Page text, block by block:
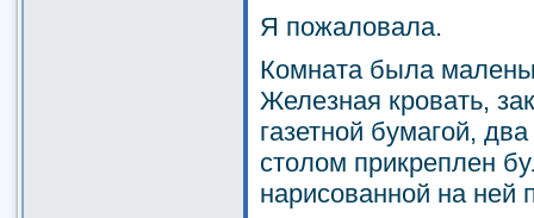
Я пожаловала.
Комната была
Железная кровать,
газетной бумагой,
столом прикреплен
нарисованной на ней